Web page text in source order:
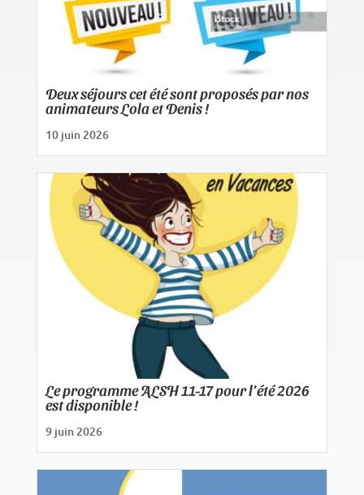
Deux séjours cet été sont proposés par nos
animateurs Lola et Denis !
10 juin 2026
Le programme ALSH 11-17 pour l’été 2026
est disponible !
9 juin 2026